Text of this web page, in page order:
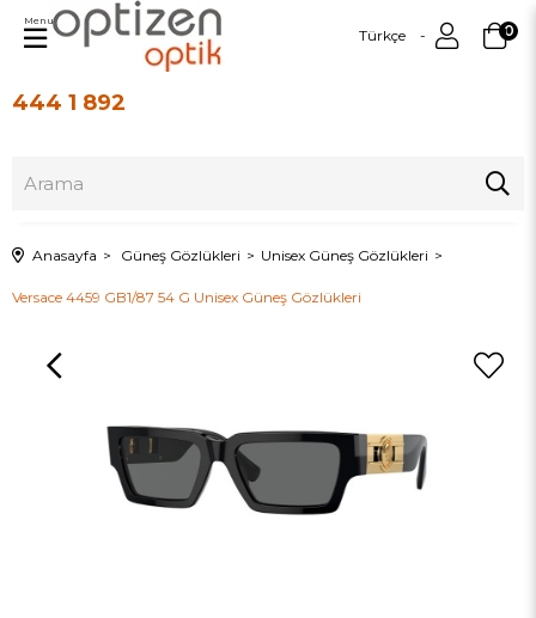
444 1 892
Türkçe 0
Menu
Anasayfa Güneş Gözlükleri Unisex Güneş Gözlükleri
Versace 4459 GB1/87 54 G Unisex Güneş Gözlükleri